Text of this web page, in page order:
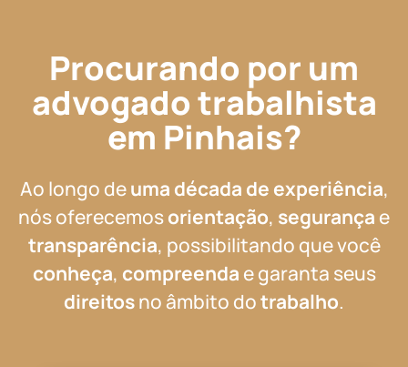
Procurando por um
advogado trabalhista
em Pinhais?
Ao longo deuma década de experiência,
nós oferecemosorientação, segurança e
transparência, possibilitando que você
conheça, compreenda e garanta seus
direitosno âmbito dotrabalho.